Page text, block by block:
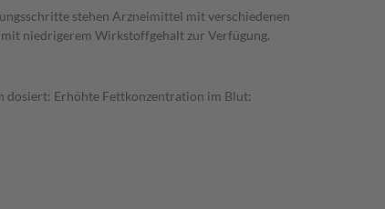
stehen Arzneimittel mit verschiedenen
niedrigerem Wirkstoffgehalt zur Verfügung.
dosiert: Erhöhte Fettkonzentration im Blut: